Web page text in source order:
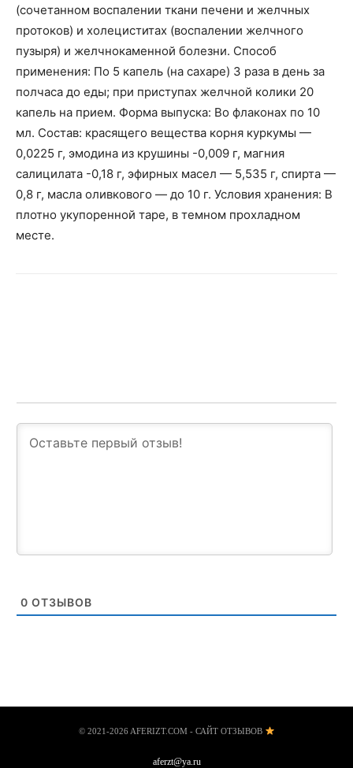
(сочетанном воспалении ткани печени и желчных
протоков) и холециститах (воспалении желчного
пузыря) и желчнокаменной болезни. Способ
применения: По 5 капель (на сахаре) 3 раза в день за
полчаса до еды; при приступах желчной колики 20
капель на прием. Форма выпуска: Во флаконах по 10
мл. Состав: красящего вещества корня куркумы —
0,0225 г, эмодина из крушины -0,009 г, магния
салицилата -0,18 г, эфирных масел — 5,535 г, спирта —
0,8 г, масла оливкового — до 10 г. Условия хранения: В
плотно укупоренной таре, в темном прохладном
месте.
0 ОТЗЫВОВ
© 2021-2026 AFERIZT.COM - САЙТ ОТЗЫВОВ
aferzt@ya.ru